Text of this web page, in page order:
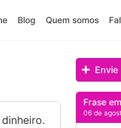
Blog Quem somos
Frase
06 de